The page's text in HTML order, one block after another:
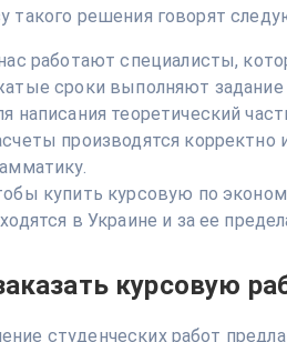
такого решения говорят
работают специалисты,
сроки выполняют
написания теоретический
производятся корректно
купить курсовую по
в Украине и за ее
курсовую
студенческих работ